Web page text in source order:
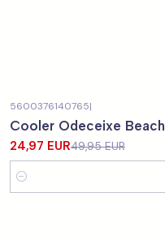
5600376140765|
Cooler Odeceixe Beach
24,97 EUR49,95 EUR
Cantidad